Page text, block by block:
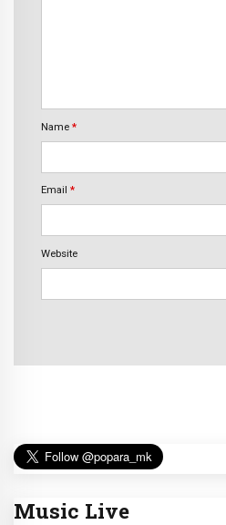
Name *
Email *
Website
Music Live